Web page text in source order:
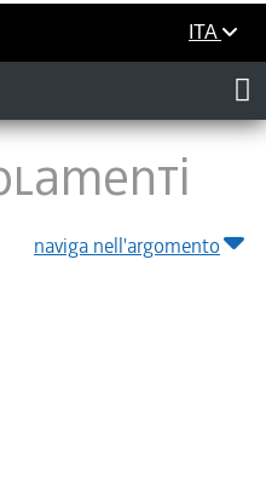
ITA
naviga nell'argomento